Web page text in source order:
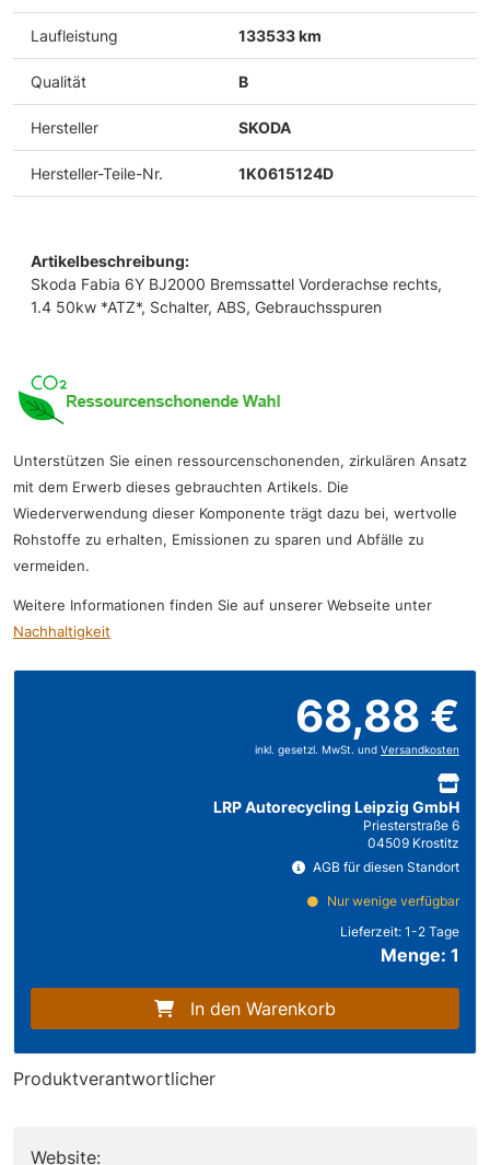
Laufleistung 133533 km
Qualität B
Hersteller SKODA
Hersteller-Teile-Nr. 1K0615124D
Artikelbeschreibung:
Skoda Fabia 6Y BJ2000 Bremssattel Vorderachse rechts,
1.4 50kw *ATZ*, Schalter, ABS, Gebrauchsspuren
Unterstützen Sie einen ressourcenschonenden, zirkulären Ansatz
mit dem Erwerb dieses gebrauchten Artikels. Die
Wiederverwendung dieser Komponente trägt dazu bei, wertvolle
Rohstoffe zu erhalten, Emissionen zu sparen und Abfälle zu
vermeiden.
Weitere Informationen finden Sie auf unserer Webseite unter
Nachhaltigkeit
68,88 €
inkl. gesetzl. MwSt. und Versandkosten
LRP Autorecycling Leipzig GmbH
Priesterstraße 6
04509 Krostitz
AGB für diesen Standort
Nur wenige verfügbar
Lieferzeit: 1-2 Tage
Menge: 1
In den Warenkorb
Produktverantwortlicher
Website: